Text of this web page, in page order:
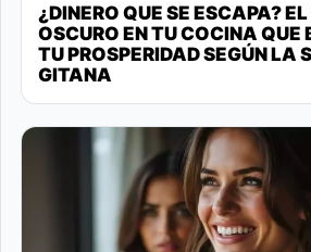
¿DINERO QUE SE ESCAPA?
OSCURO EN TU COCINA QUE
TU PROSPERIDAD SEGÚN LA
GITANA